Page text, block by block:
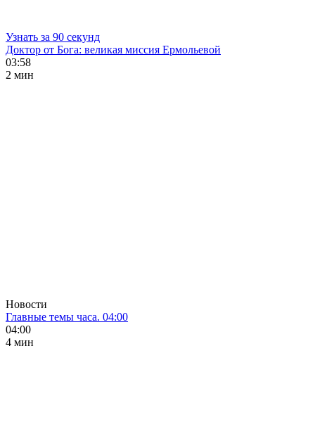
Узнать за 90 секунд
Доктор от Бога: великая миссия Ермольевой
03:58
2 мин
Новости
Главные темы часа. 04:00
04:00
4 мин